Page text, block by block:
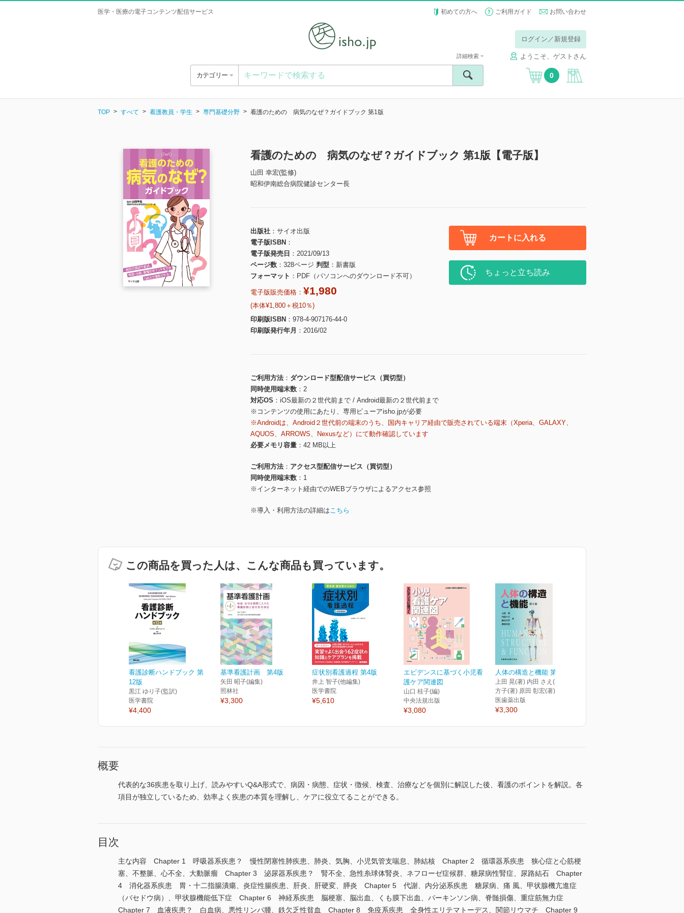
医学・医療の電子コンテンツ配信サービス 初めての方へ ご利用ガイド お問い合わせ
ログイン／新規登録
ようこそ、ゲストさん
カテゴリー
詳細検索
0
TOP すべて 看護教員・学生 専門基礎分野 看護のための 病気のなぜ？ガイドブック 第1版
看護のための 病気のなぜ？ガイドブック 第1版【電子版】
山田 幸宏(監修)
昭和伊南総合病院健診センター長
出版社
サイオ出版
電子版ISBN
電子版発売日
2021/09/13
ページ数
328ページ 判型
新書版
フォーマット
PDF（パソコンへのダウンロード不可）
電子版販売価格： ¥1,980
(本体¥1,800＋税10％)
印刷版ISBN
978-4-907176-44-0
印刷版発行年月
2016/02
カートに入れる
ちょっと立ち読み
ご利用方法
ダウンロード型配信サービス（買切型）
同時使用端末数
2
対応OS
iOS最新の２世代前まで / Android最新の２世代前まで
※コンテンツの使用にあたり、専用ビューアisho.jpが必要
※Androidは、Android２世代前の端末のうち、国内キャリア経由で販売されている端末（Xperia、GALAXY、
AQUOS、ARROWS、Nexusなど）にて動作確認しています
必要メモリ容量
42 MB以上
ご利用方法
アクセス型配信サービス（買切型）
同時使用端末数
1
※インターネット経由でのWEBブラウザによるアクセス参照
※導入・利用方法の詳細はこちら
この商品を買った人は、こんな商品も買っています。
看護診断ハンドブック 第
12版
黒江 ゆり子(監訳)
医学書院
¥4,400
基準看護計画 第4版
矢田 昭子(編集)
照林社
¥3,300
症状別看護過程 第4版
井上 智子(他編集)
医学書院
¥5,610
エビデンスに基づく小児看
護ケア関連図
山口 桂子(編)
中央法規出版
¥3,080
人体の構造と機能 第6版
上田 晃(著) 内田 さえ(著) 鍵谷
方子(著) 原田 彰宏(著)
医歯薬出版
¥3,300
概要
代表的な36疾患を取り上げ、読みやすいQ&A形式で、病因・病態、症状・徴候、検査、治療などを個別に解説した後、看護のポイントを解説。各
項目が独立しているため、効率よく疾患の本質を理解し、ケアに役立てることができる。
目次
主な内容 Chapter 1 呼吸器系疾患？ 慢性閉塞性肺疾患、肺炎、気胸、小児気管支喘息、肺結核 Chapter 2 循環器系疾患 狭心症と心筋梗
塞、不整脈、心不全、大動脈瘤 Chapter 3 泌尿器系疾患？ 腎不全、急性糸球体腎炎、ネフローゼ症候群、糖尿病性腎症、尿路結石 Chapter
4 消化器系疾患 胃・十二指腸潰瘍、炎症性腸疾患、肝炎、肝硬変、膵炎 Chapter 5 代謝、内分泌系疾患 糖尿病、痛 風、甲状腺機亢進症
（バセドウ病）、甲状腺機能低下症 Chapter 6 神経系疾患 脳梗塞、脳出血、くも膜下出血、パーキンソン病、脊髄損傷、重症筋無力症
Chapter 7 血液疾患？ 白血病、悪性リンパ腫、鉄欠乏性貧血 Chapter 8 免疫系疾患 全身性エリテマトーデス、関節リウマチ Chapter 9